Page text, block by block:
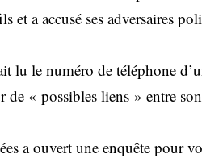
a accusé ses adversaires
lu le numéro de téléphone
« possibles liens » entre
a ouvert une enquête pour